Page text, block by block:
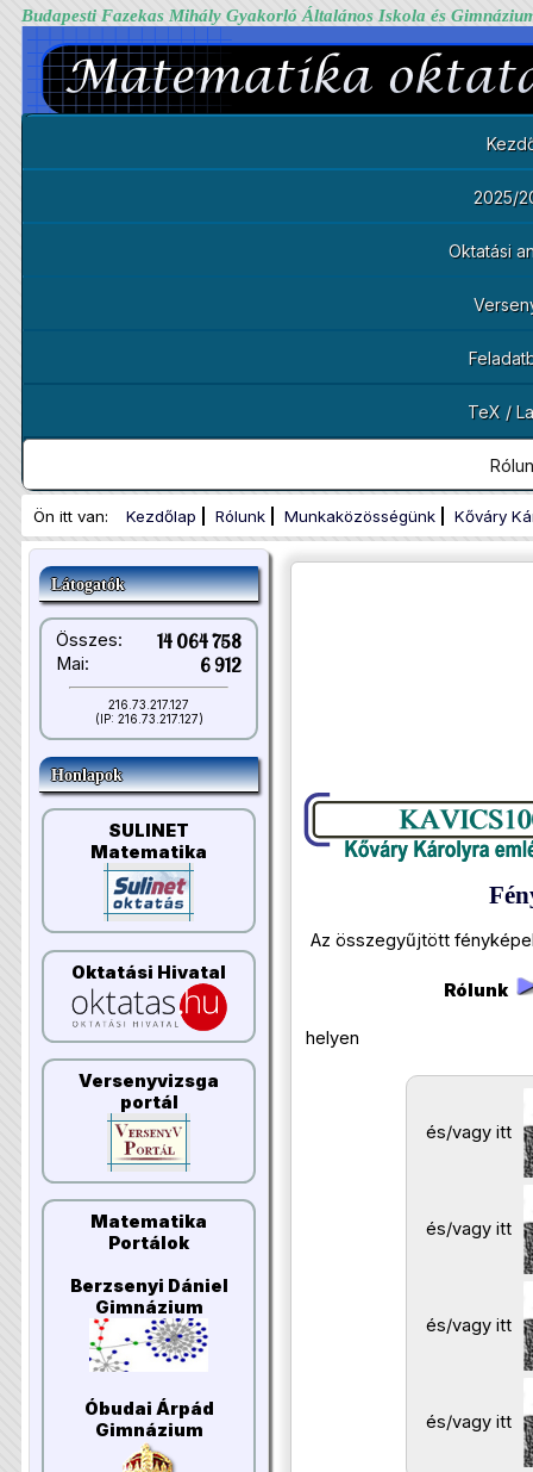
Budapesti Fazekas Mihály Gyakorló Általános Iskola és
2025/
Oktatási
TeX /
Ön itt van: Kezdőlap Rólunk Munkaközösségünk Kőváry
Látogatók
Összes: 14 064 758
Mai: 6 912
216.73.217.127
(IP: 216.73.217.127)
Honlapok
SULINET
Matematika
Oktatási Hivatal
Versenyvizsga
portál
Matematika
Portálok
Berzsenyi Dániel
Gimnázium
Óbudai Árpád
Gimnázium
Az összegyűjtött
Rólunk
helyen
és/vagy itt
és/vagy itt
és/vagy itt
és/vagy itt